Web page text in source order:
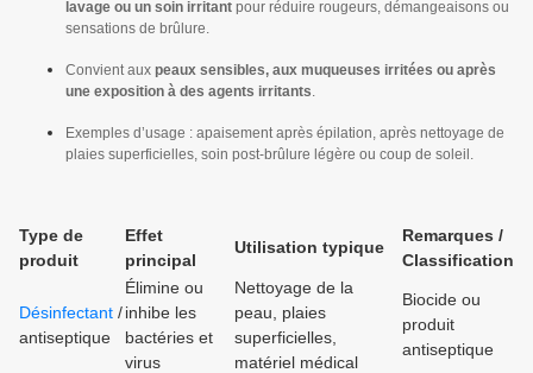
lavage ou un soin irritant pour réduire rougeurs, démangeaisons ou
sensations de brûlure.
Convient aux peaux sensibles, aux muqueuses irritées ou après
une exposition à des agents irritants.
Exemples d’usage : apaisement après épilation, après nettoyage de
plaies superficielles, soin post-brûlure légère ou coup de soleil.
Type de
produit
Effet
principal
Utilisation typique
Remarques /
Classification
Désinfectant /
antiseptique
Élimine ou
inhibe les
bactéries et
virus
Nettoyage de la
peau, plaies
superficielles,
matériel médical
Biocide ou
produit
antiseptique